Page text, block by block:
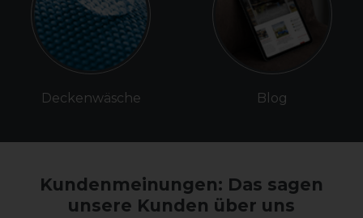
Deckenwäsche Blog
Kundenmeinungen: Das sagen
unsere Kunden über uns